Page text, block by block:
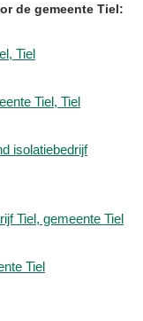
de gemeente Tiel:
Tiel
Tiel, Tiel
isolatiebedrijf
Tiel, gemeente Tiel
Tiel